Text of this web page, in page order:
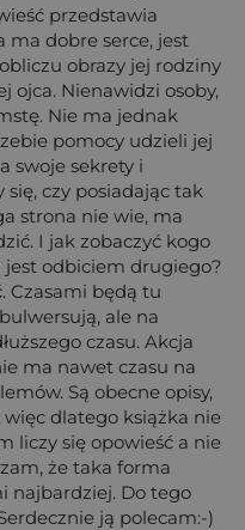
przedstawia
ma dobre serce, jest
obrazy jej rodziny
ojca. Nienawidzi osoby,
Nie ma jednak
pomocy udzieli jej
swoje sekrety i
czy posiadając tak
strona nie wie, ma
I jak zobaczyć kogo
jest odbiciem drugiego?
Czasami będą tu
ale na
czasu. Akcja
ma nawet czasu na
Są obecne opisy,
dlatego książka nie
liczy się opowieść a nie
że taka forma
najbardziej. Do tego
ją polecam:-)